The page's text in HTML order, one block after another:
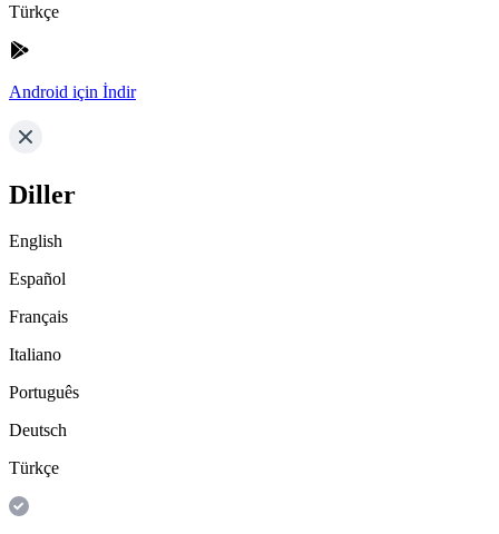
Türkçe
Android için İndir
Diller
English
Español
Français
Italiano
Português
Deutsch
Türkçe